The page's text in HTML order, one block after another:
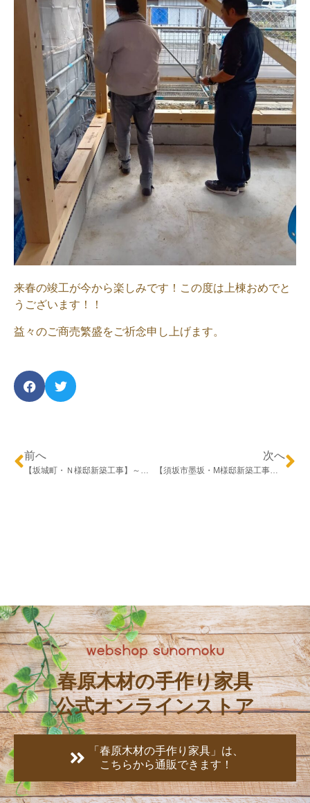
来春の竣工が今から楽しみです！この度は上棟おめでと
うございます！！
益々のご商売繁盛をご祈念申し上げます。
前へ
【坂城町・Ｎ様邸新築工事】～上棟～
次へ
【須坂市墨坂・M様邸新築工事】～竣工式～
春原木材の手作り家具
公式オンラインストア
「春原木材の手作り家具」は、
こちらから通販できます！